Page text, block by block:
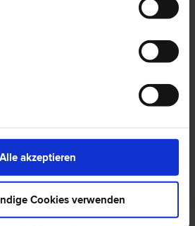
Alle akzeptieren
Cookies verwenden
| Liegenschafts- und Immobilien­recht
| Urheber­recht |